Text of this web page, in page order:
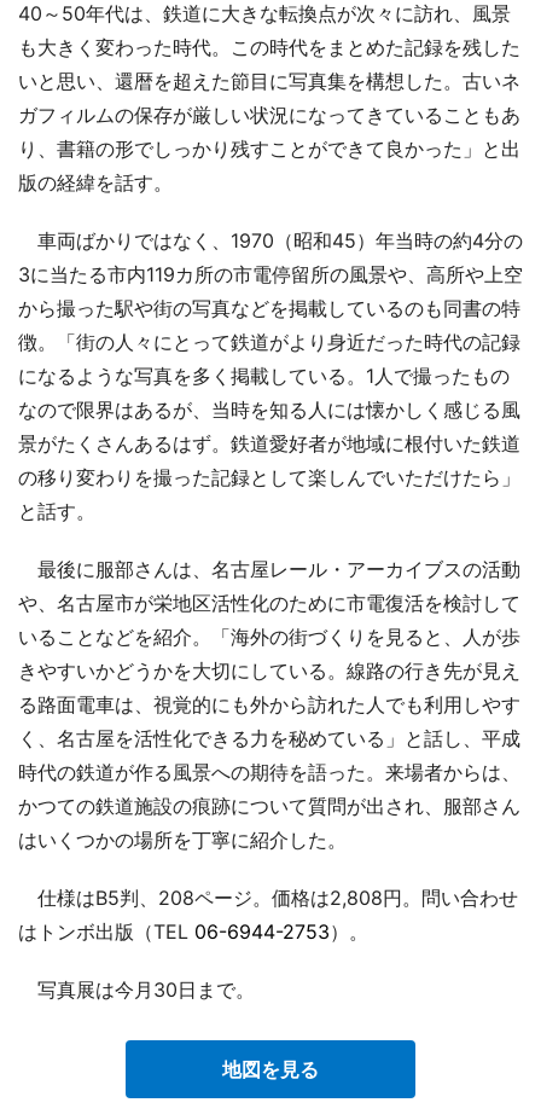
40～50年代は、鉄道に大きな転換点が次々に訪れ、風景
も大きく変わった時代。この時代をまとめた記録を残した
いと思い、還暦を超えた節目に写真集を構想した。古いネ
ガフィルムの保存が厳しい状況になってきていることもあ
り、書籍の形でしっかり残すことができて良かった」と出
版の経緯を話す。
車両ばかりではなく、1970（昭和45）年当時の約4分の
3に当たる市内119カ所の市電停留所の風景や、高所や上空
から撮った駅や街の写真などを掲載しているのも同書の特
徴。「街の人々にとって鉄道がより身近だった時代の記録
になるような写真を多く掲載している。1人で撮ったもの
なので限界はあるが、当時を知る人には懐かしく感じる風
景がたくさんあるはず。鉄道愛好者が地域に根付いた鉄道
の移り変わりを撮った記録として楽しんでいただけたら」
と話す。
最後に服部さんは、名古屋レール・アーカイブスの活動
や、名古屋市が栄地区活性化のために市電復活を検討して
いることなどを紹介。「海外の街づくりを見ると、人が歩
きやすいかどうかを大切にしている。線路の行き先が見え
る路面電車は、視覚的にも外から訪れた人でも利用しやす
く、名古屋を活性化できる力を秘めている」と話し、平成
時代の鉄道が作る風景への期待を語った。来場者からは、
かつての鉄道施設の痕跡について質問が出され、服部さん
はいくつかの場所を丁寧に紹介した。
仕様はB5判、208ページ。価格は2,808円。問い合わせ
はトンボ出版（TEL 06-6944-2753）。
写真展は今月30日まで。
地図を見る